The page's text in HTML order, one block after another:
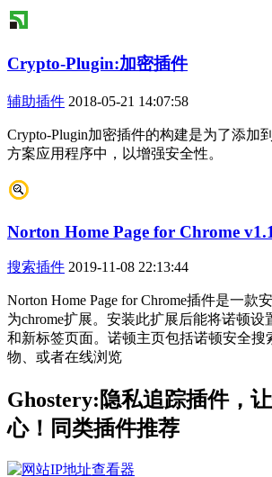
Crypto-Plugin:加密插件
辅助插件 2018-05-21 14:07:58
Crypto-Plugin加密插件的构建是为了添加
方案应用程序中，以增强安全性。
Norton Home Page for Chrome
搜索插件 2019-11-08 22:13:44
Norton Home Page for Chrome插件是一款
为chrome扩展。安装此扩展后能将诺顿设
和新标签页面。诺顿主页包括诺顿安全搜
物、或者在线浏览
Ghostery:隐私追踪插件，
心！同类插件推荐